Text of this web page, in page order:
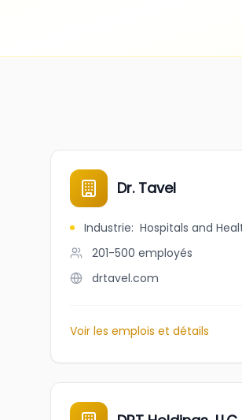
Dr. Tavel
Industrie: Hospitals and
201-500 employés
drtavel.com
Voir les emplois et détails